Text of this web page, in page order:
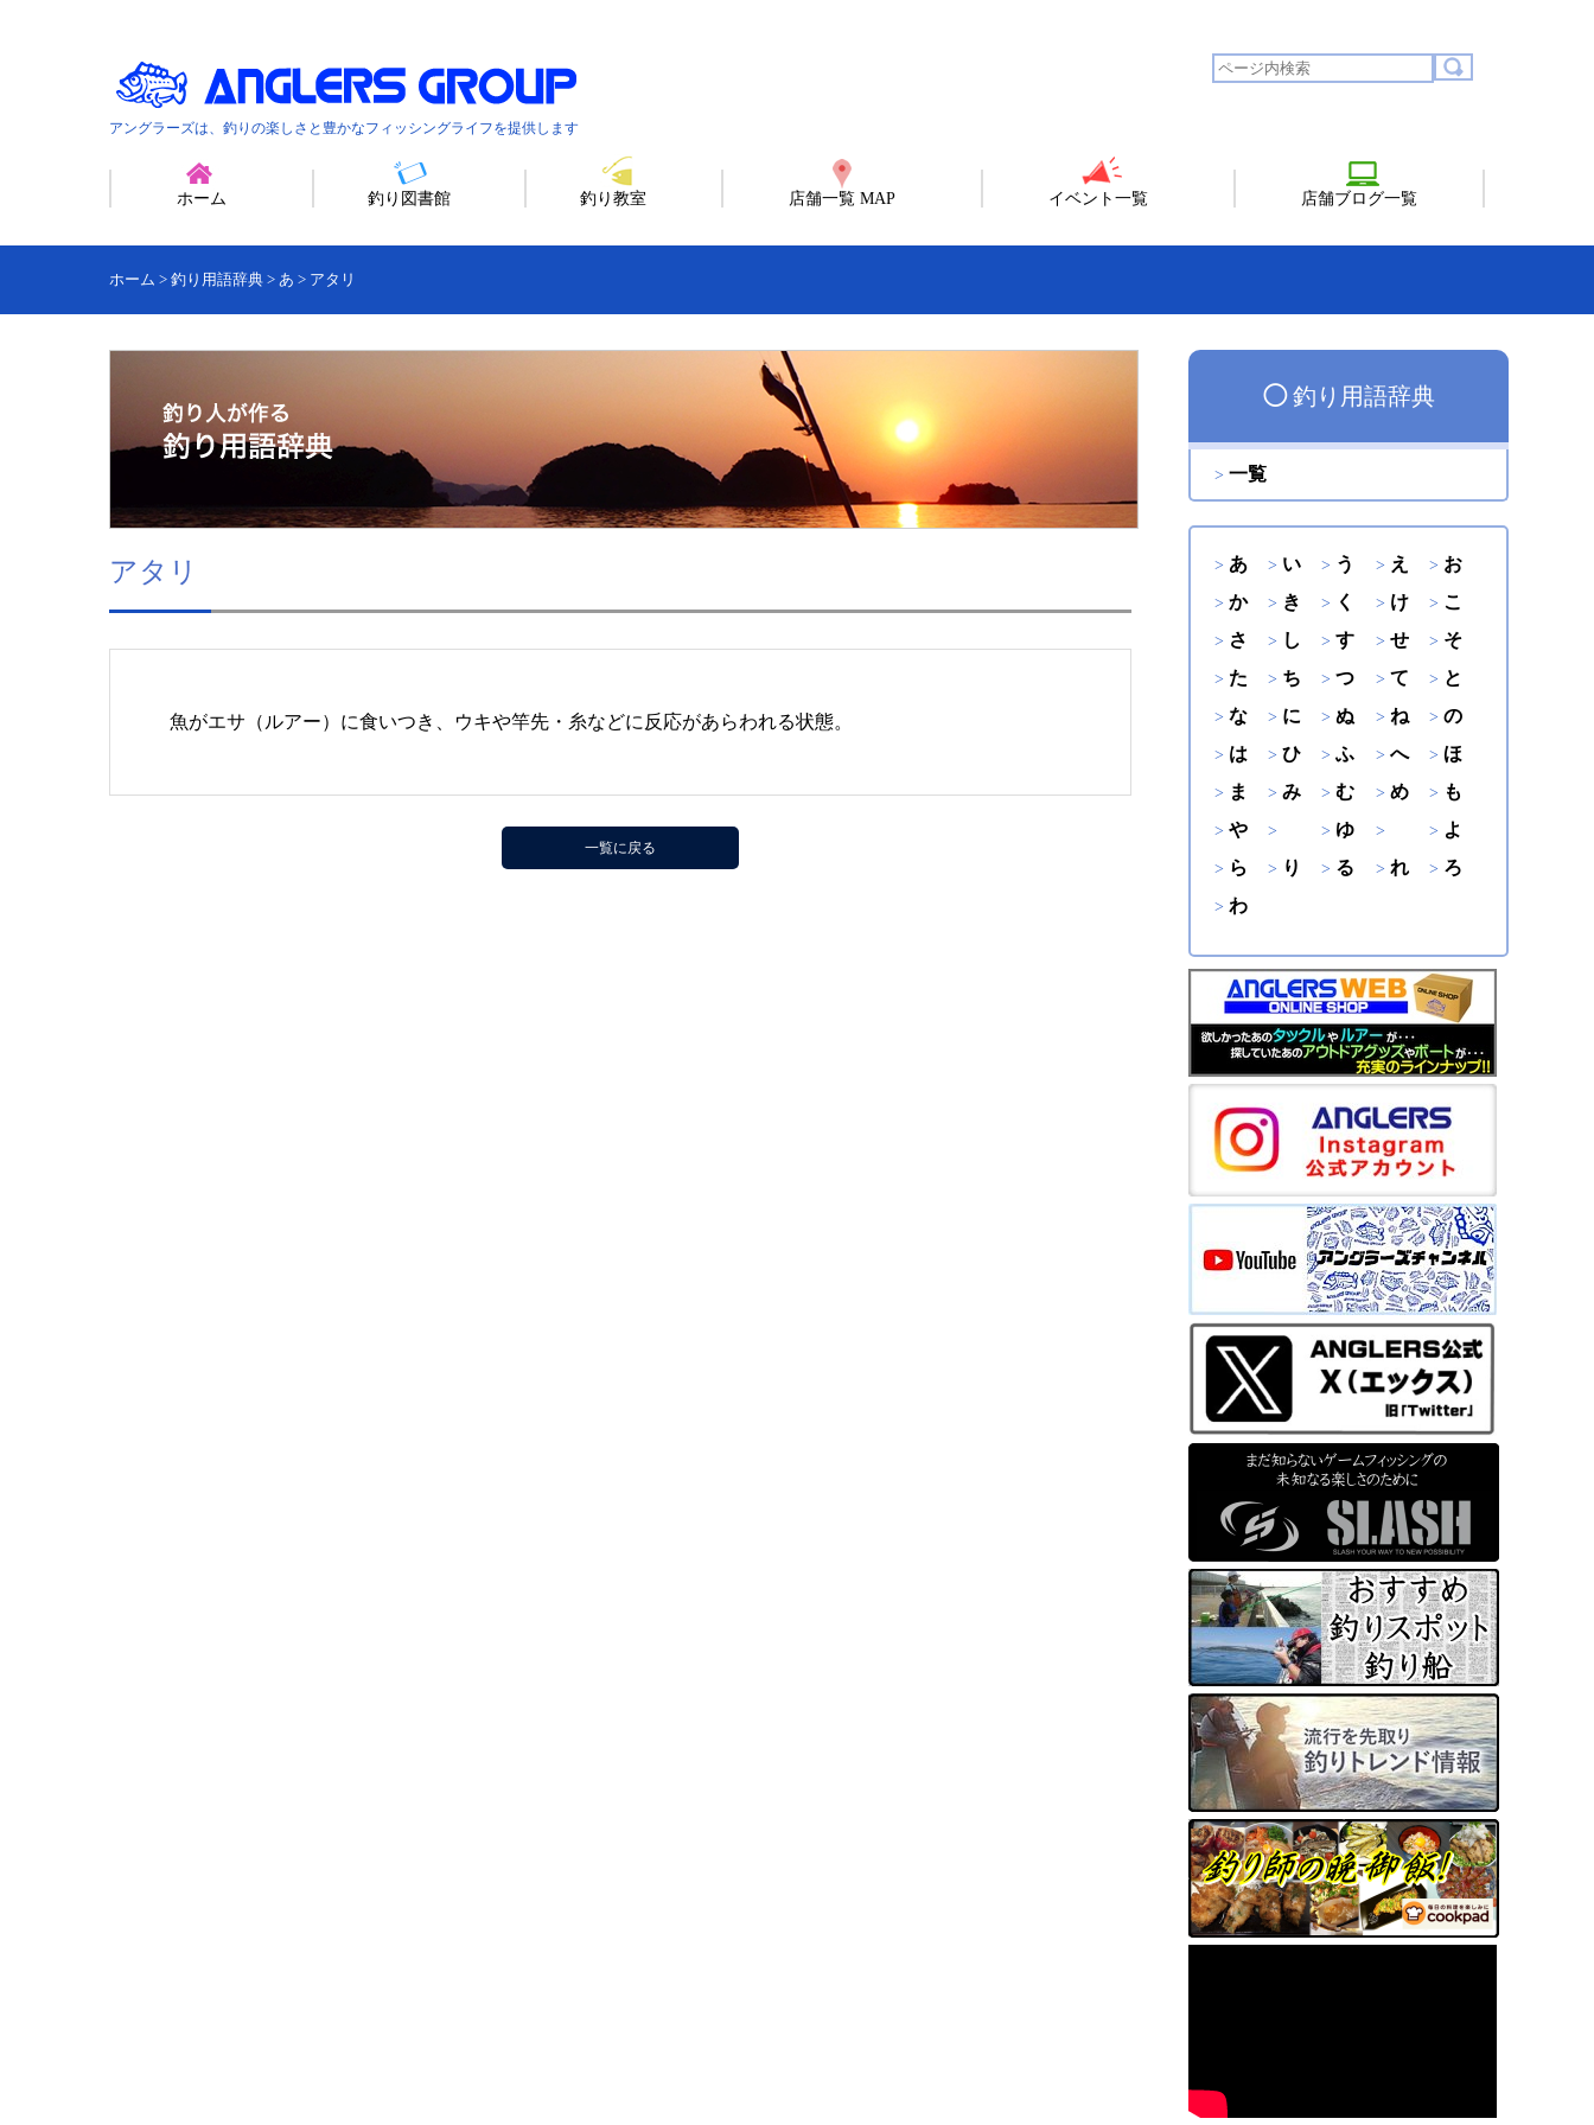
アングラーズは、釣りの楽しさと豊かなフィッシングライフを提供します
ホーム 釣り図書館 釣り教室 店舗一覧 MAP イベント一覧 店舗ブログ一覧
ホーム > 釣り用語辞典 > あ > アタリ
アタリ
魚がエサ（ルアー）に食いつき、ウキや竿先・糸などに反応があらわれる状態。
一覧に戻る
◯釣り用語辞典
一覧
あ い う え
お
か
き く け
こ
さ
し す せ
そ
た
ち つ て
と
な
に ぬ ね
の
は
ひ ふ へ
ほ
ま
み む め
も
や
ゆ
よ
ら
り る れ
ろ
わ